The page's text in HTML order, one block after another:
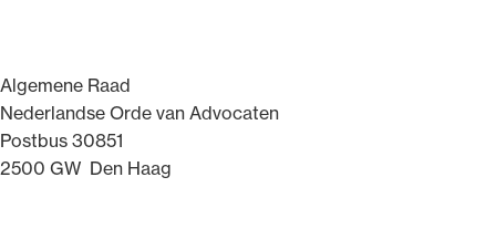
Algemene Raad
Nederlandse Orde van Advocaten
Postbus 30851
2500 GW Den Haag